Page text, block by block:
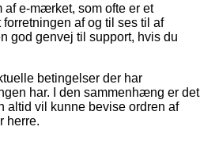
af e-mærket, som ofte er et
af og til ses til af
god genvej til support, hvis du
betingelser der har
har. I den sammenhæng er det
altid vil kunne bevise ordren af
herre.